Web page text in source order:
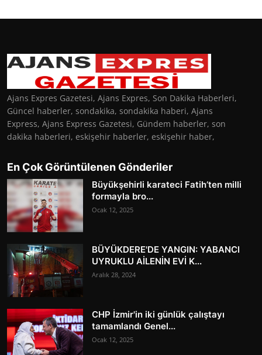
Ajans Expres Gazetesi, Ajans Expres, Son Dakika Haberleri,
Güncel haberler, sondakika, sondakika haberi, Ajans
Express, Ajans Express Gazetesi, Gündem haberler, son
dakika haberleri, eskişehir haberler, eskişehir haber,
En Çok Görüntülenen Gönderiler
Büyükşehirli karateci Fatih’ten milli
formayla bro...
Ocak 12, 2025
BÜYÜKDERE'DE YANGIN: YABANCI
UYRUKLU AİLENİN EVİ K...
Aralık 28, 2024
CHP İzmir'in iki günlük çalıştayı
tamamlandı Genel...
Ocak 12, 2025